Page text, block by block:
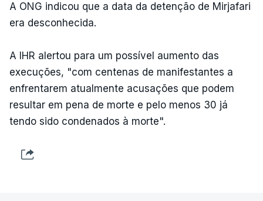
A ONG indicou que a data da detenção de Mirjafari
era desconhecida.
A IHR alertou para um possível aumento das
execuções, "com centenas de manifestantes a
enfrentarem atualmente acusações que podem
resultar em pena de morte e pelo menos 30 já
tendo sido condenados à morte".